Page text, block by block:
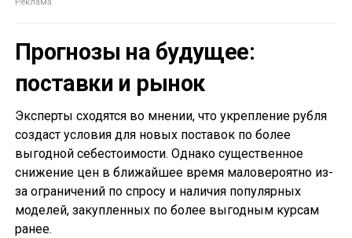
Прогнозы на будущее:
поставки и рынок
Эксперты сходятся во мнении, что укрепление рубля
создаст условия для новых поставок по более
выгодной себестоимости. Однако существенное
снижение цен в ближайшее время маловероятно из-
за ограничений по спросу и наличия популярных
моделей, закупленных по более выгодным курсам
ранее.